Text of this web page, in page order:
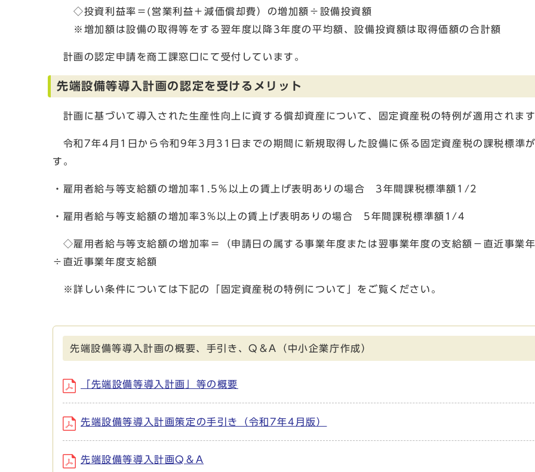
◇投資利益率＝(営業利益＋減価償却費）の増加額÷設備投資額
※増加額は設備の取得等をする翌年度以降3年度の平均額、設備投資額は取得価額の合計額
計画の認定申請を商工課窓口にて受付しています。
先端設備等導入計画の認定を受けるメリット
計画に基づいて導入された生産性向上に資する償却資産について、固定資産税の特例が適用されます
令和7年4月1日から令和9年3月31日までの期間に新規取得した設備に係る固定資産税の課税標準
す。
・雇用者給与等支給額の増加率1.5％以上の賃上げ表明ありの場合 3年間課税標準額1/2
・雇用者給与等支給額の増加率3%以上の賃上げ表明ありの場合 5年間課税標準額1/4
◇雇用者給与等支給額の増加率＝（申請日の属する事業年度または翌事業年度の支給額－直近事業年
÷直近事業年度支給額
※詳しい条件については下記の「固定資産税の特例について」をご覧ください。
先端設備等導入計画の概要、手引き、Q＆A（中小企業庁作成）
「先端設備等導入計画」等の概要
先端設備等導入計画策定の手引き（令和7年4月版）
先端設備等導入計画Q＆A